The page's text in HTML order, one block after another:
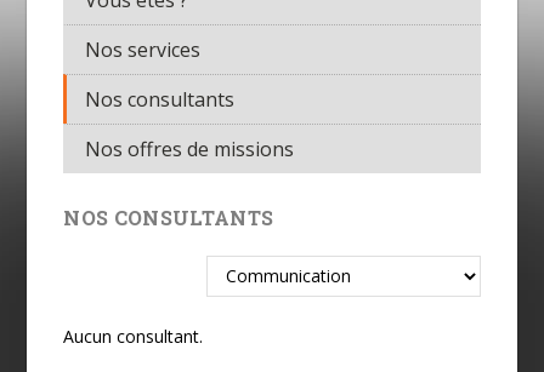
Nos services
Nos consultants
Nos offres de missions
NOS CONSULTANTS
Aucun consultant.